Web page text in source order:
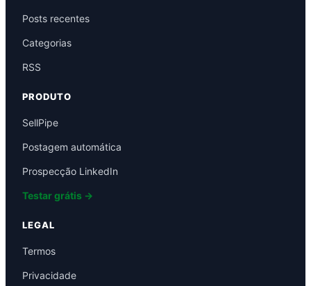
Posts recentes
Categorias
RSS
PRODUTO
SellPipe
Postagem automática
Prospecção LinkedIn
Testar grátis →
LEGAL
Termos
Privacidade